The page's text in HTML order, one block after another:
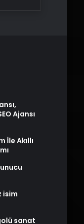
Ajansı
İle Akıllı
isim
sanat